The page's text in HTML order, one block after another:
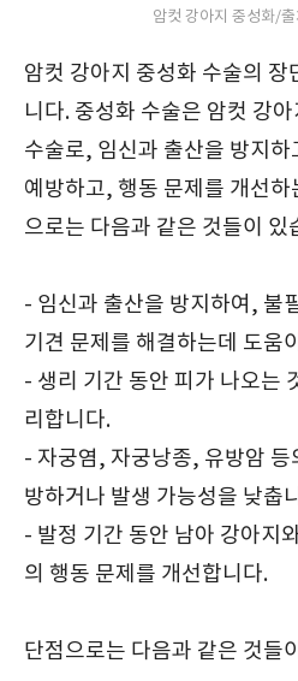
암컷 강아지 중성화/
암컷 강아지 중성화 수술의 장
니다. 중성화 수술은 암컷 강
수술로, 임신과 출산을 방지
예방하고, 행동 문제를 개선
으로는 다음과 같은 것들이 있
- 임신과 출산을 방지하여, 불
기견 문제를 해결하는데 도움
- 생리 기간 동안 피가 나오는
리합니다.
- 자궁염, 자궁낭종, 유방암 등
방하거나 발생 가능성을 낮춥
- 발정 기간 동안 남아 강아지
의 행동 문제를 개선합니다.
단점으로는 다음과 같은 것들